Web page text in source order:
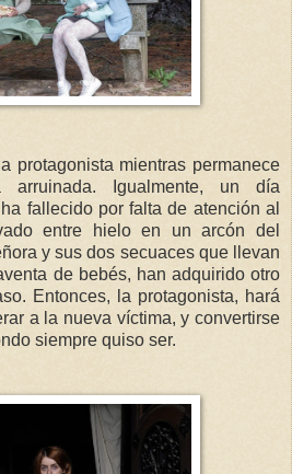
protagonista mientras permanece
Igualmente, un día
fallecido por falta de atención al
entre hielo en un arcón del
y sus dos secuaces que llevan
de bebés, han adquirido otro
Entonces, la protagonista, hará
a la nueva víctima, y convertirse
siempre quiso ser.